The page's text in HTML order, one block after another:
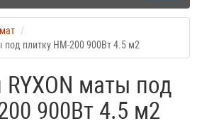
под плитку HM-200 900Вт 4.5 м2
маты под
900Вт 4.5 м2